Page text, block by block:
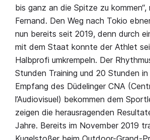
bis ganz an die Spitze zu kommen“,
Fernand. Den Weg nach Tokio
nun bereits seit 2019, denn durch
mit dem Staat konnte der Athlet
Halbprofi umkrempeln. Der
Stunden Training und 20 Stunden
Empfang des Düdelinger CNA
l’Audiovisuel) bekommen dem
zeigen die herausragenden
Jahre. Bereits im November 2019